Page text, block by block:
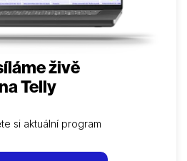
živě
na Telly
si aktuální program